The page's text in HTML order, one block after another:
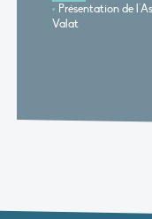
Présentation de
Valat